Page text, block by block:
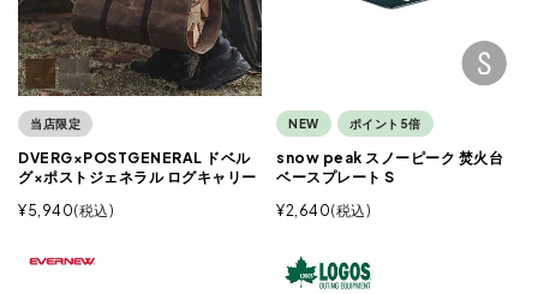
当店限定
DVERG×POSTGENERAL ドベル
グ×ポストジェネラル ログキャリー
¥5,940 税込
NEW ポイント5倍
snow peak スノーピーク 焚火台
ベースプレート S
¥2,640 税込